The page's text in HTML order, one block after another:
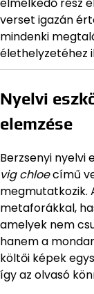
verset igazán
mindenki
élethelyzetéhez
Nyelvi
elemzése
Berzsenyi nyelvi
vig chloecímű
megmutatkozik.
metaforákkal,
amelyek nem
hanem a
költői képek
így az olvasó